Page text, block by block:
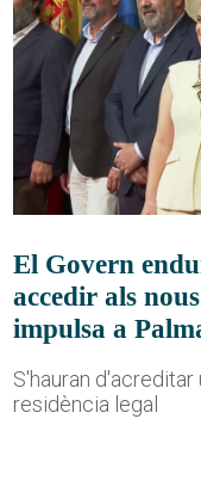
El Govern
accedir als
impulsa a
S'hauran
residència legal